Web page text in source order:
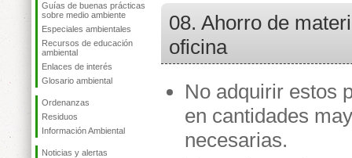
Guías de buenas prácticas
sobre medio ambiente
Especiales ambientales
Recursos de educación
ambiental
Enlaces de interés
Glosario ambiental
Ordenanzas
Residuos
Información Ambiental
Noticias y alertas
08. Ahorro de
oficina
No adquirir estos
en cantidades
necesarias.